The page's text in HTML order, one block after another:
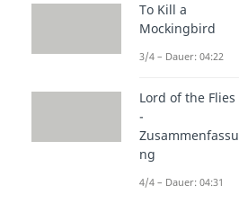
To Kill a
Mockingbird
3/4 – Dauer: 04:22
Lord of the Flies
-
Zusammenfassu
ng
4/4 – Dauer: 04:31